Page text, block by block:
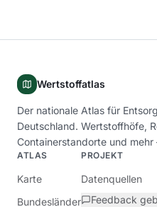
Wertstoffatlas
Der nationale Atlas für
Deutschland. Wertstoffhöfe,
Containerstandorte und
ATLAS
Karte
Bundesländer
PROJEKT
Datenquellen
Feedback